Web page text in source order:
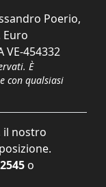
Poerio,
Euro
VE-454332
È
con qualsiasi
il nostro
o